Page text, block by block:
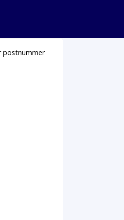
postnummer